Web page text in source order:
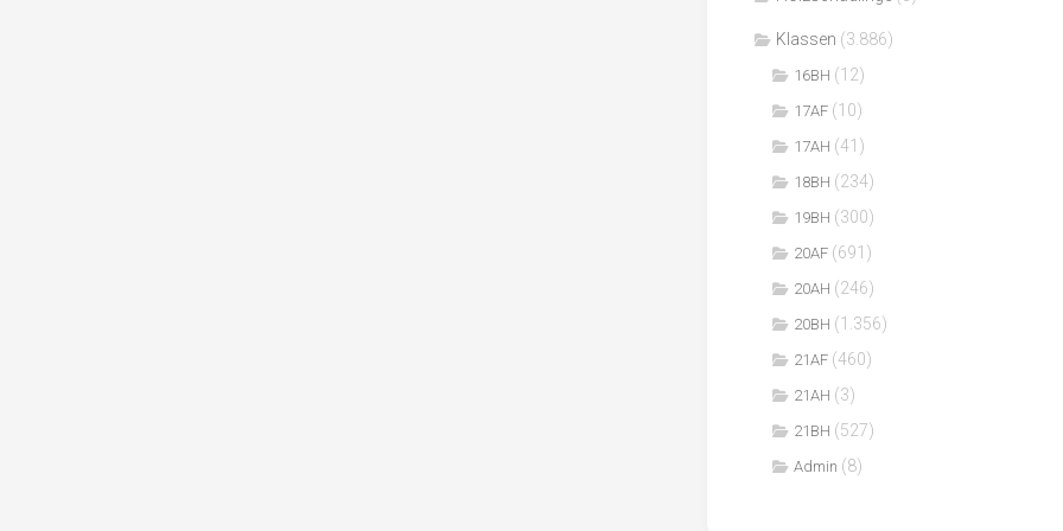
Klassen (3.886)
16BH (12)
17AF (10)
17AH (41)
18BH (234)
19BH (300)
20AF (691)
20AH (246)
20BH (1.356)
21AF (460)
21AH (3)
21BH (527)
Admin (8)